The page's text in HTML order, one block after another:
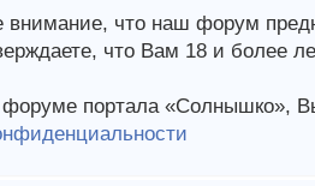
что наш форум
что Вам 18 и более
форуме портала «Солнышко»,